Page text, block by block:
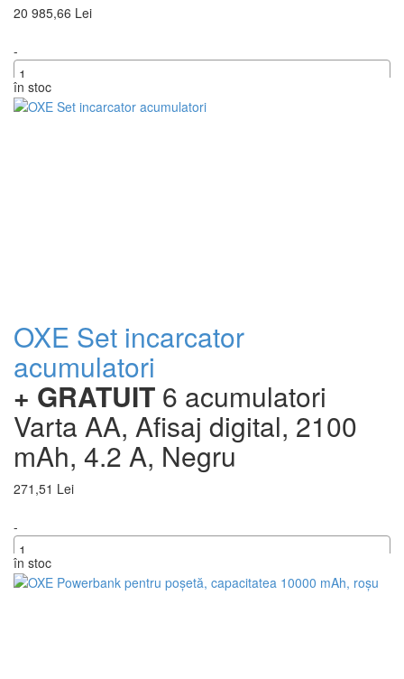
20 985,66 Lei
-
+
în stoc
OXE Set incarcator
acumulatori
+ GRATUIT 6 acumulatori
Varta AA, Afisaj digital, 2100
mAh, 4.2 A, Negru
271,51 Lei
-
+
în stoc